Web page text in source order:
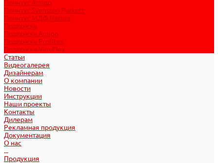
Плинтус Amigo
Плинтус Svensson Parkett
Плинтус МДФ Natura
Подложка
Подложка Amigo
Подложка Profitex
Подложка VinyFlex
Статьи
Видеогалерея
Дизайнерам
О компании
Новости
Инструкции
Наши проекты
Контакты
Дилерам
Рекламная продукция
Документация
О нас
...
Продукция